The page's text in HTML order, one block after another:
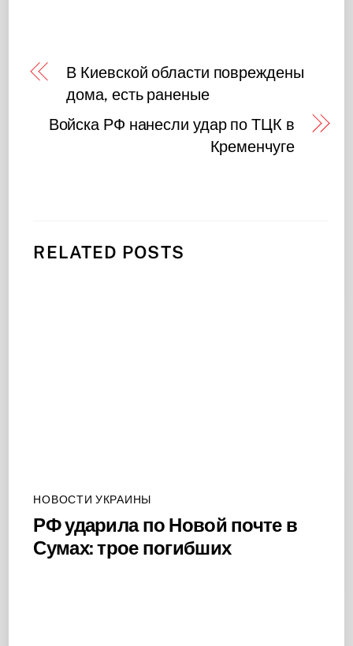
В Киевской области повреждены
дома, есть раненые
Войска РФ нанесли удар по ТЦК в
Кременчуге
RELATED POSTS
НОВОСТИ УКРАИНЫ
РФ ударила по Новой почте в
Сумах: трое погибших